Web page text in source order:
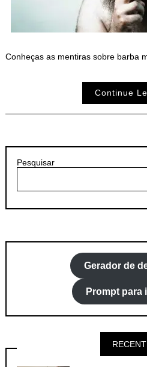
Conheças as mentiras sobre barba
Continue
Pesquisar
Gerador de
Prompt para